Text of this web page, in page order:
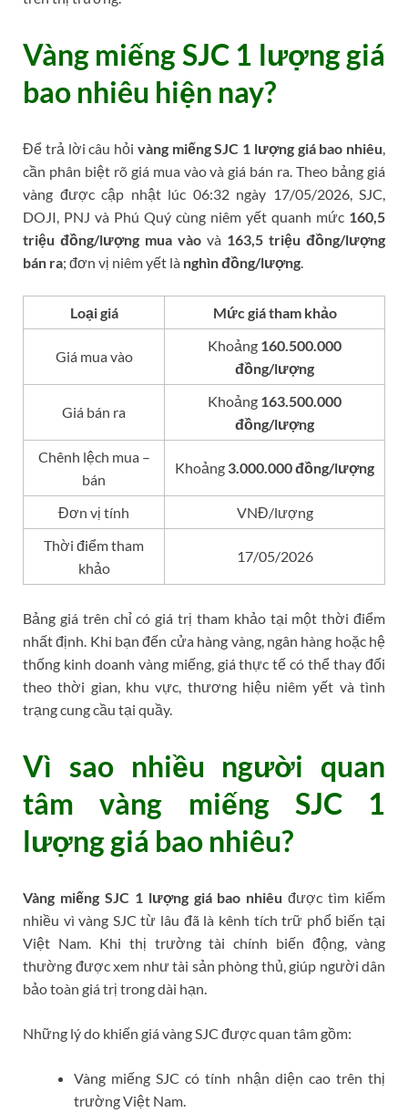
Vàng miếng SJC 1 lượng giá
bao nhiêu hiện nay?
Để trả lời câu hỏi vàng miếng SJC 1 lượng giá bao nhiêu,
cần phân biệt rõ giá mua vào và giá bán ra. Theo bảng giá
vàng được cập nhật lúc 06:32 ngày 17/05/2026, SJC,
DOJI, PNJ và Phú Quý cùng niêm yết quanh mức 160,5
triệu đồng/lượng mua vào và 163,5 triệu đồng/lượng
bán ra; đơn vị niêm yết là nghìn đồng/lượng.
Loại giá Mức giá tham khảo
Giá mua vào
Khoảng 160.500.000
đồng/lượng
Giá bán ra
Khoảng 163.500.000
đồng/lượng
Chênh lệch mua –
bán
Khoảng 3.000.000 đồng/lượng
Đơn vị tính
VNĐ/lượng
Thời điểm tham
khảo
17/05/2026
Bảng giá trên chỉ có giá trị tham khảo tại một thời điểm
nhất định. Khi bạn đến cửa hàng vàng, ngân hàng hoặc hệ
thống kinh doanh vàng miếng, giá thực tế có thể thay đổi
theo thời gian, khu vực, thương hiệu niêm yết và tình
trạng cung cầu tại quầy.
Vì sao nhiều người quan
tâm vàng miếng SJC 1
lượng giá bao nhiêu?
Vàng miếng SJC 1 lượng giá bao nhiêu được tìm kiếm
nhiều vì vàng SJC từ lâu đã là kênh tích trữ phổ biến tại
Việt Nam. Khi thị trường tài chính biến động, vàng
thường được xem như tài sản phòng thủ, giúp người dân
bảo toàn giá trị trong dài hạn.
Những lý do khiến giá vàng SJC được quan tâm gồm:
Vàng miếng SJC có tính nhận diện cao trên thị
trường Việt Nam.